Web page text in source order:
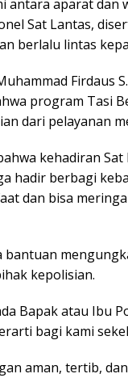
antara aparat dan
Sat Lantas,
berlalu lintas
Firdaus
program Tasi
dari pelayanan
kehadiran
hadir berbagi
dan bisa
bantuan
kepolisian.
Bapak atau Ibu
bagi kami
aman, tertib,